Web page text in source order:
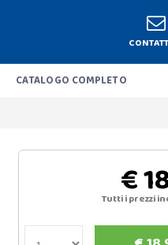
CATALOGO COMPLETO
€
Tutti i prezzi